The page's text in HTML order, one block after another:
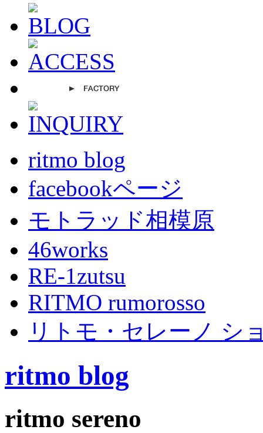
ritmo blog
facebookページ
モトラッド相模原
46works
RE-1zutsu
RITMO rumorosso
リトモ・セレーノ シ
ritmo blog
ritmo sereno